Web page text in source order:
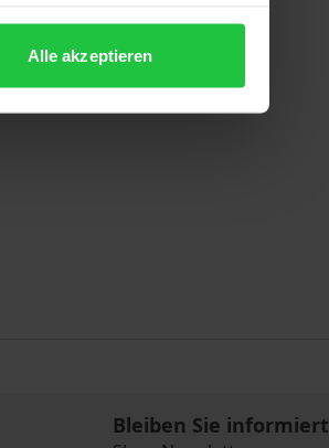
Alle akzeptieren
Bleiben Sie informiert